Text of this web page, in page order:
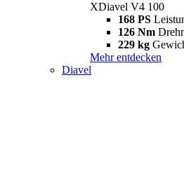
XDiavel V4 100
168 PS
126 Nm
229 kg
Mehr entdecken
Diavel